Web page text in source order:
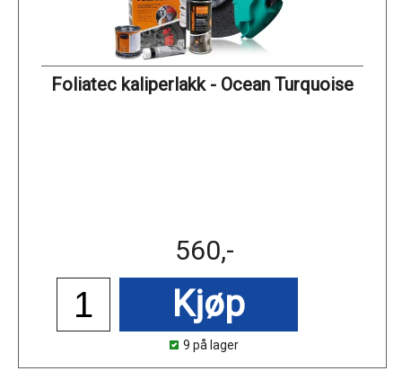
Foliatec kaliperlakk - Ocean Turquoise
560,-
Kjøp
9 på lager